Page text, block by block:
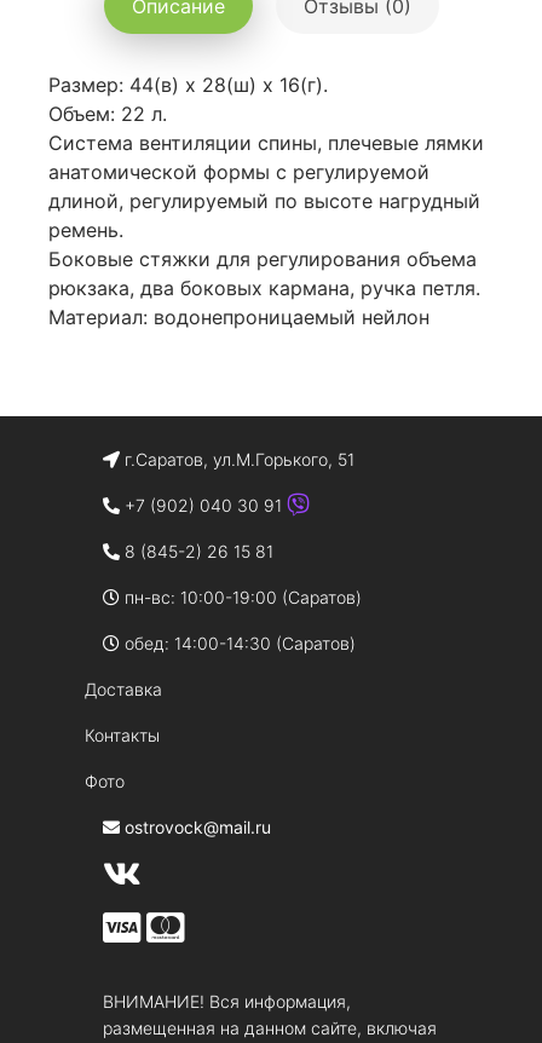
Описание Отзывы (0)
Размер: 44(в) х 28(ш) х 16(г).
Объем: 22 л.
Система вентиляции спины, плечевые лямки
анатомической формы с регулируемой
длиной, регулируемый по высоте нагрудный
ремень.
Боковые стяжки для регулирования объема
рюкзака, два боковых кармана, ручка петля.
Материал: водонепроницаемый нейлон
г.Саратов, ул.М.Горького, 51
+7 (902) 040 30 91
8 (845-2) 26 15 81
пн-вс: 10:00-19:00 (Саратов)
обед: 14:00-14:30 (Саратов)
Доставка
Контакты
Фото
ostrovock@mail.ru
ВНИМАНИЕ! Вся информация,
размещенная на данном сайте, включая